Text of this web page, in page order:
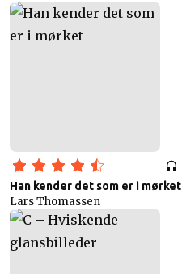
Han kender det som er i mørket
Lars Thomassen